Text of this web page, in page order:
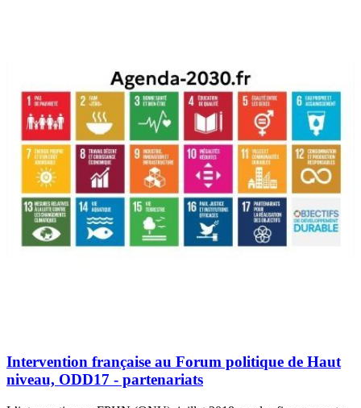
Intervention française au Forum politique de Haut
niveau, ODD17 - partenariats